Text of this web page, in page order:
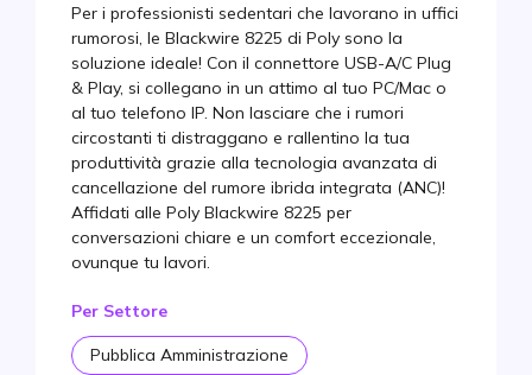
Per i professionisti sedentari che lavorano in uffici
rumorosi, le Blackwire 8225 di Poly sono la
soluzione ideale! Con il connettore USB-A/C Plug
& Play, si collegano in un attimo al tuo PC/Mac o
al tuo telefono IP. Non lasciare che i rumori
circostanti ti distraggano e rallentino la tua
produttività grazie alla tecnologia avanzata di
cancellazione del rumore ibrida integrata (ANC)!
Affidati alle Poly Blackwire 8225 per
conversazioni chiare e un comfort eccezionale,
ovunque tu lavori.
Per Settore
Pubblica Amministrazione